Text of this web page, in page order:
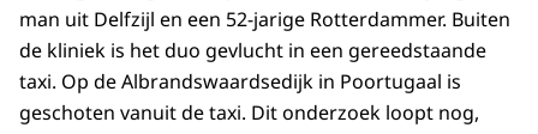
man uit Delfzijl en een 52-jarige Rotterdammer. Buiten
de kliniek is het duo gevlucht in een gereedstaande
taxi. Op de Albrandswaardsedijk in Poortugaal is
geschoten vanuit de taxi. Dit onderzoek loopt nog,